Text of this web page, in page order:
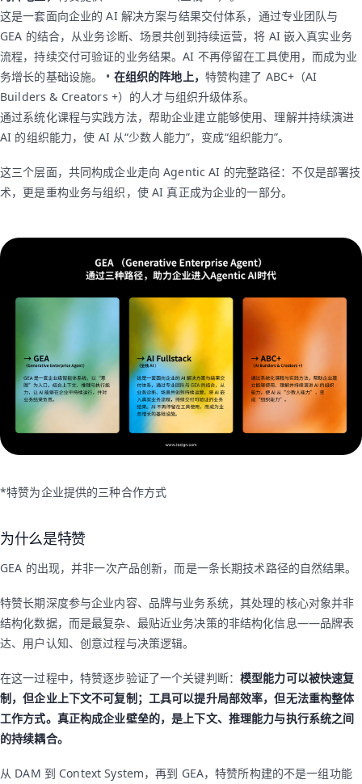
这是一套面向企业的 AI 解决方案与结果交付体系，通过专业团队与
GEA 的结合，从业务诊断、场景共创到持续运营，将 AI 嵌入真实业务
流程，持续交付可验证的业务结果。AI 不再停留在工具使用，而成为业
务增长的基础设施。 • 在组织的阵地上， 特赞构建了 ABC+（AI
Builders & Creators +）的人才与组织升级体系。
通过系统化课程与实践方法，帮助企业建立能够使用、理解并持续演进
AI 的组织能力，使 AI 从“少数人能力”，变成“组织能力”。
这三个层面，共同构成企业走向 Agentic AI 的完整路径：不仅是部署技
术，更是重构业务与组织，使 AI 真正成为企业的一部分。
*特赞为企业提供的三种合作方式
为什么是特赞
GEA 的出现，并非一次产品创新，而是一条长期技术路径的自然结果。
特赞长期深度参与企业内容、品牌与业务系统，其处理的核心对象并非
结构化数据，而是最复杂、最贴近业务决策的非结构化信息——品牌表
达、用户认知、创意过程与决策逻辑。
在这一过程中，特赞逐步验证了一个关键判断： 模型能力可以被快速复
制，但企业上下文不可复制；工具可以提升局部效率，但无法重构整体
工作方式。真正构成企业壁垒的，是上下文、推理能力与执行系统之间
的持续耦合。
从 DAM 到 Context System，再到 GEA，特赞所构建的不是一组功能